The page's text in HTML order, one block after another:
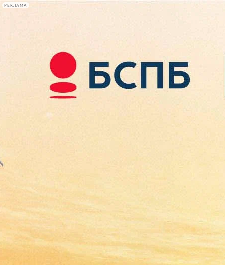
РЕКЛАМА
Сегодня:
2026.08.08
00:22
Афиша Plus
Определен рейтинг фильмов
о войне